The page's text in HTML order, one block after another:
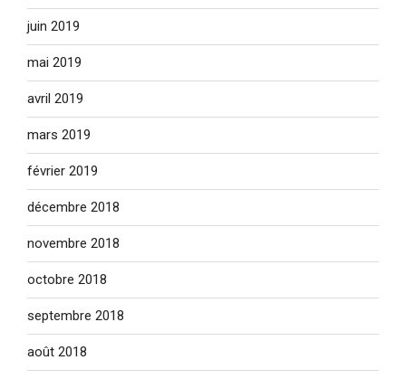
juin 2019
mai 2019
avril 2019
mars 2019
février 2019
décembre 2018
novembre 2018
octobre 2018
septembre 2018
août 2018